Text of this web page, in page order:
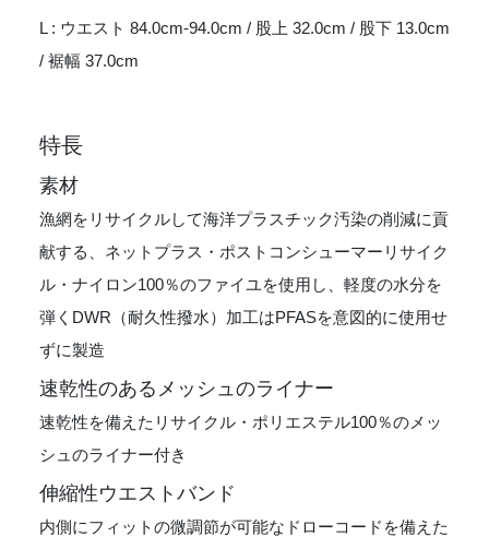
L : ウエスト 84.0cm-94.0cm / 股上 32.0cm / 股下 13.0cm
/ 裾幅 37.0cm
特長
素材
漁網をリサイクルして海洋プラスチック汚染の削減に貢
献する、ネットプラス・ポストコンシューマーリサイク
ル・ナイロン100％のファイユを使用し、軽度の水分を
弾くDWR（耐久性撥水）加工はPFASを意図的に使用せ
ずに製造
速乾性のあるメッシュのライナー
速乾性を備えたリサイクル・ポリエステル100％のメッ
シュのライナー付き
伸縮性ウエストバンド
内側にフィットの微調節が可能なドローコードを備えた